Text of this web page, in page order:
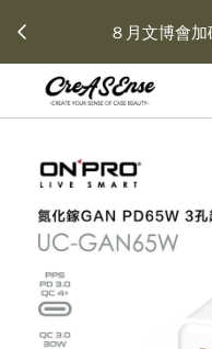
８月文博會